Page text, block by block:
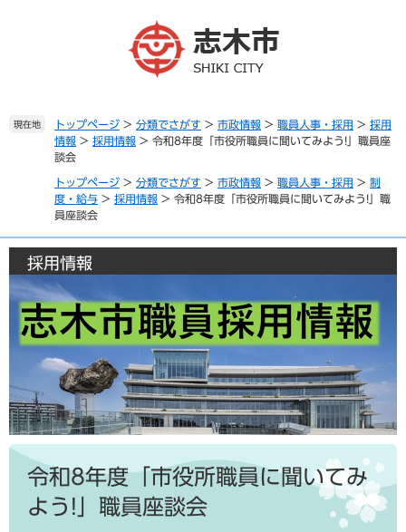
現在地 トップページ > 分類でさがす > 市政情報 > 職員人事・採用 > 採用
情報 > 採用情報 > 令和8年度「市役所職員に聞いてみよう!」職員座
談会
トップページ > 分類でさがす > 市政情報 > 職員人事・採用 > 制
度・給与 > 採用情報 > 令和8年度「市役所職員に聞いてみよう!」職
員座談会
採用情報
本
令和8年度「市役所職員に聞いてみ
よう!」職員座談会